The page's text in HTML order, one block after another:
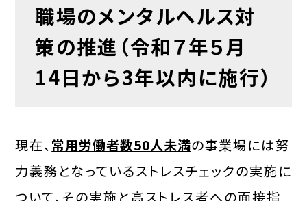
職場のメンタルヘルス対
策の推進 （令和７年５月
14日から3年以内に施行）
現在、常用労働者数50人未満の事業場には努
力義務となっているストレスチェックの実施に
ついて、その実施と高ストレス者への面接指